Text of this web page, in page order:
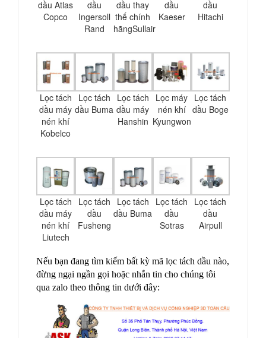
dầu Atlas
Copco
dầu
Ingersoll
Rand
dầu thay
thế chính
hãngSullair
dầu
Kaeser
dầu
Hitachi
Lọc tách
dầu máy
nén khí
Kobelco
Lọc tách
dầu Buma
Lọc tách
dầu máy
Hanshin
Lọc máy
nén khí
Kyungwon
Lọc tách
dầu Boge
Lọc tách
dầu máy
nén khí
Liutech
Lọc tách
dầu
Fusheng
Lọc tách
dầu Buma
Lọc tách
dầu
Sotras
Lọc tách
dầu
Airpull
Nếu bạn đang tìm kiếm bất kỳ mã lọc tách dầu nào,
đừng ngại ngần gọi hoặc nhắn tin cho chúng tôi
qua zalo theo thông tin dưới đây: